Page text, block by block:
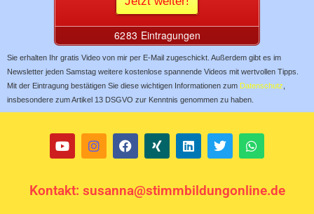
Sie erhalten Ihr gratis Video von mir per E-Mail zugeschickt. Außerdem gibt es im
Newsletter jeden Samstag weitere kostenlose spannende Videos mit wertvollen Tipps.
Mit der Eintragung bestätigen Sie diese wichtigen Informationen zum Datenschutz
insbesondere zum Artikel 13 DSGVO zur Kenntnis genommen zu haben.
Kontakt: susanna@stimmbildungonline.de